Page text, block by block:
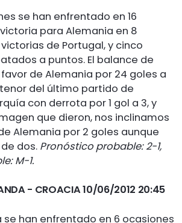
se han enfrentado en 16
para Alemania en 8
de Portugal, y cinco
a puntos. El balance de
de Alemania por 24 goles a
tenor del último partido de
con derrota por 1 gol a 3, y
que dieron, nos inclinamos
Alemania por 2 goles aunque
dos. Pronóstico probable: 2-1,
M-1.
- CROACIA 10/06/2012 20:45
se han enfrentado en 6 ocasiones